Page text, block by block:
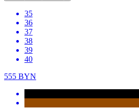
35
36
37
38
39
40
555 BYN